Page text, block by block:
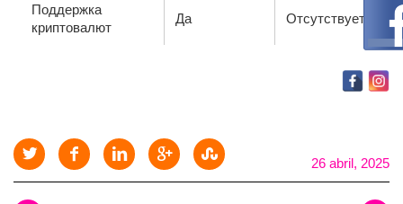
Поддержка
криптовалют
Да Отсутствует
26 abril, 2025